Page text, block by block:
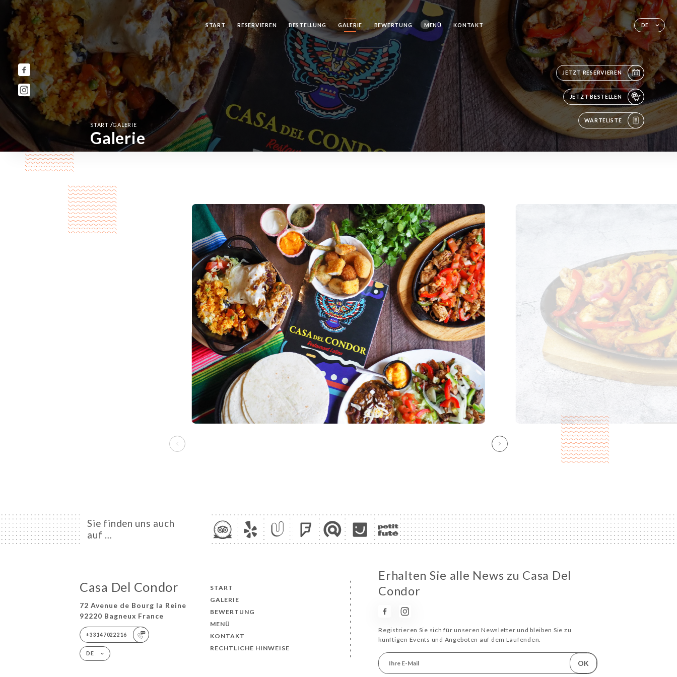
DE
START RESERVIEREN BESTELLUNG GALERIE BEWERTUNG MENÜ KONTAKT
JETZT RESERVIEREN
JETZT BESTELLEN
WARTELISTE
START /GALERIE
Galerie
Sie finden uns auch
auf …
Casa Del Condor
72 Avenue de Bourg la Reine
92220 Bagneux France
+33147022216
DE
START
GALERIE
BEWERTUNG
MENÜ
KONTAKT
RECHTLICHE HINWEISE
Erhalten Sie alle News zu Casa Del
Condor
Registrieren Sie sich für unseren Newsletter und bleiben Sie zu
künftigen Events und Angeboten auf dem Laufenden.
OK